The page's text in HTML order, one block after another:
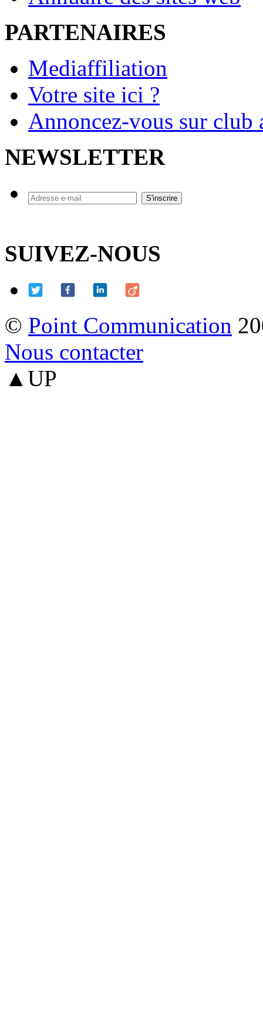
PARTENAIRES
Mediaffiliation
Votre site ici ?
Annoncez-vous sur
NEWSLETTER
SUIVEZ-NOUS
© Point Communication
Nous contacter
▲UP